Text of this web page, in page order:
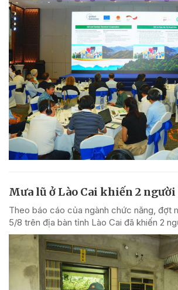
Mưa lũ ở Lào Cai khiến 2
Theo báo cáo của ngành chức năng, đợt
5/8 trên địa bàn tỉnh Lào Cai đã khiến 2